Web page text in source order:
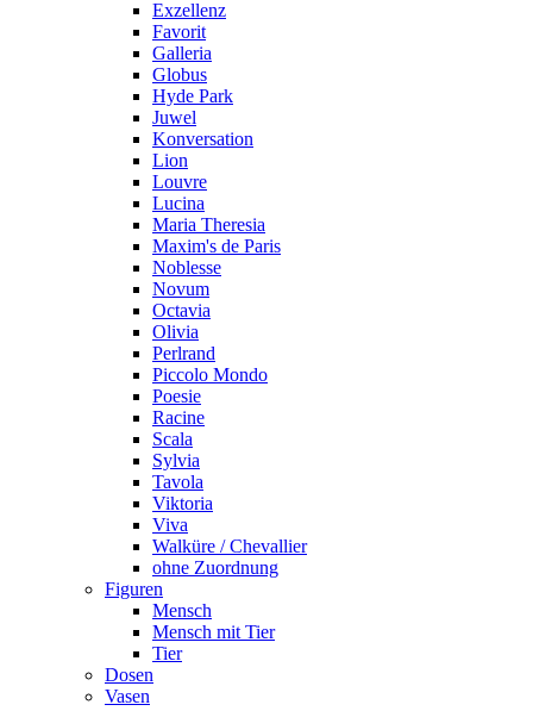
Exzellenz
Favorit
Galleria
Globus
Hyde Park
Juwel
Konversation
Lion
Louvre
Lucina
Maria Theresia
Maxim's de Paris
Noblesse
Novum
Octavia
Olivia
Perlrand
Piccolo Mondo
Poesie
Racine
Scala
Sylvia
Tavola
Viktoria
Viva
Walküre / Chevallier
ohne Zuordnung
Figuren
Mensch
Mensch mit Tier
Tier
Dosen
Vasen